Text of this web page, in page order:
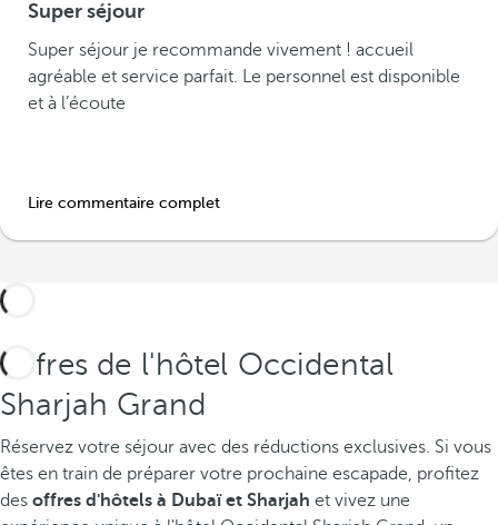
Super séjour
Super séjour je recommande vivement ! accueil
agréable et service parfait. Le personnel est disponible
et à l’écoute
Lire commentaire complet
Offres de l'hôtel Occidental
Sharjah Grand
Réservez votre séjour avec des réductions exclusives. Si vous
êtes en train de préparer votre prochaine escapade, profitez
des offres d'hôtels à Dubaï et Sharjah et vivez une